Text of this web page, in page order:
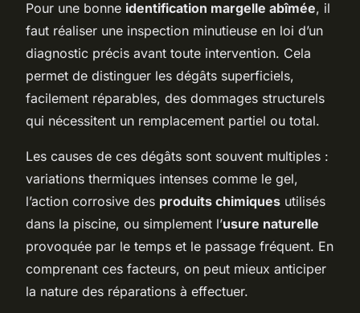
Pour une bonne identification margelle abîmée, il
faut réaliser une inspection minutieuse en loi d’un
diagnostic précis avant toute intervention. Cela
permet de distinguer les dégâts superficiels,
facilement réparables, des dommages structurels
qui nécessitent un remplacement partiel ou total.
Les causes de ces dégâts sont souvent multiples :
variations thermiques intenses comme le gel,
l’action corrosive des produits chimiques utilisés
dans la piscine, ou simplement l’usure naturelle
provoquée par le temps et le passage fréquent. En
comprenant ces facteurs, on peut mieux anticiper
la nature des réparations à effectuer.